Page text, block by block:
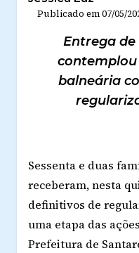
Publicado em07/05/
Entrega
contemplou
balneária
Sessenta e duas
receberam, nesta
definitivos de
uma etapa das
Prefeitura de